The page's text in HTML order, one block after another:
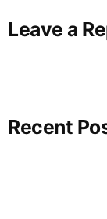
Leave a
Recent